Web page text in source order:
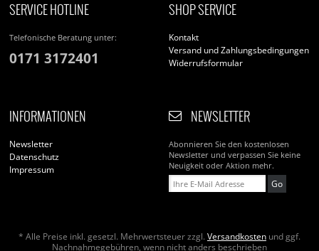
SERVICE HOTLINE
Telefonische Beratung unter:
0171 3172401
SHOP SERVICE
Kontakt
Versand und Zahlungsbedingungen
Widerrufsformular
INFORMATIONEN
Newsletter
Datenschutz
Impressum
NEWSLETTER
Abonnieren Sie den kostenlosen
Newsletter und verpassen Sie keine
Neuigkeit oder Aktion mehr.
Go
* Alle Preise inkl. gesetzl. Mehrwertsteuer zzgl. Versandkostenund ggf.
Nachnahmegebühren, wenn nicht anders beschrieben